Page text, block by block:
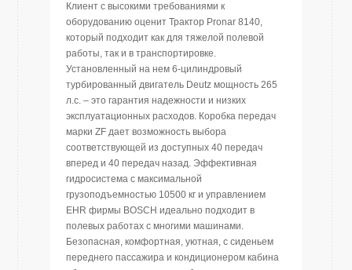
Клиент с высокими требованиями к
оборудованию оценит Трактор Pronar 8140,
который подходит как для тяжелой полевой
работы, так и в транспортировке.
Установленный на нем 6-цилиндровый
турбированный двигатель Deutz мощность 265
л.с. – это гарантия надежности и низких
эксплуатационных расходов. Коробка передач
марки ZF дает возможность выбора
соответствующей из доступных 40 передач
вперед и 40 передач назад. Эффективная
гидросистема с максимальной
грузоподъемностью 10500 кг и управлением
EHR фирмы BOSCH идеально подходит в
полевых работах с многими машинами.
Безопасная, комфортная, уютная, с сиденьем
переднего пассажира и кондиционером кабина